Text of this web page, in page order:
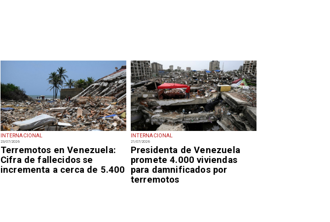
INTERNACIONAL
23/07/2026
Terremotos en Venezuela:
Cifra de fallecidos se
incrementa a cerca de 5.400
INTERNACIONAL
21/07/2026
Presidenta de Venezuela
promete 4.000 viviendas
para damnificados por
terremotos